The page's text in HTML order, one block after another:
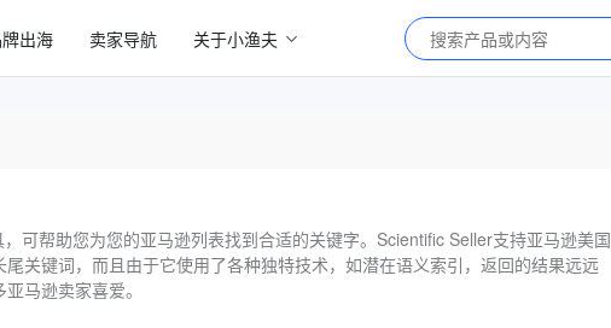
出海 卖家导航 关于小渔夫
可帮助您为您的亚马逊列表找到合适的关键字。Scientific Seller支持亚马逊美国
关键词，而且由于它使用了各种独特技术，如潜在语义索引，返回的结果远远
马逊卖家喜爱。